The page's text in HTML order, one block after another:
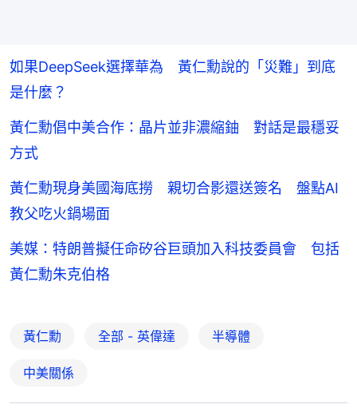
如果DeepSeek選擇華為 黃仁勳說的「災難」到底
是什麼？
黃仁勳倡中美合作：晶片並非濃縮鈾 對話是最穩妥
方式
黃仁勳現身美國海底撈 親切合影還送簽名 盤點AI
教父吃火鍋場面
美媒：特朗普擬任命矽谷巨頭加入科技委員會 包括
黃仁勳朱克伯格
黃仁勳 全部 - 英偉達 半導體
中美關係